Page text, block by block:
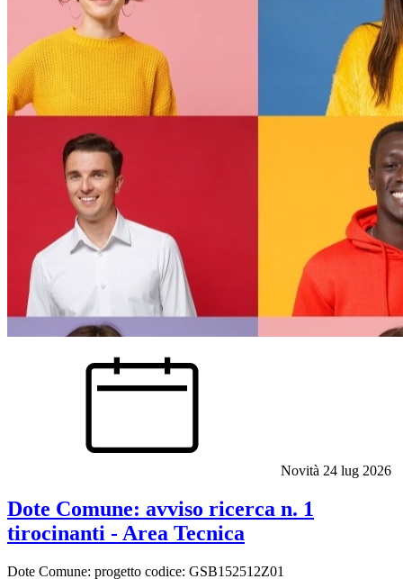
Novità 24 lug 2026
Dote Comune: avviso ricerca n. 1
tirocinanti - Area Tecnica
Dote Comune: progetto codice: GSB152512Z01